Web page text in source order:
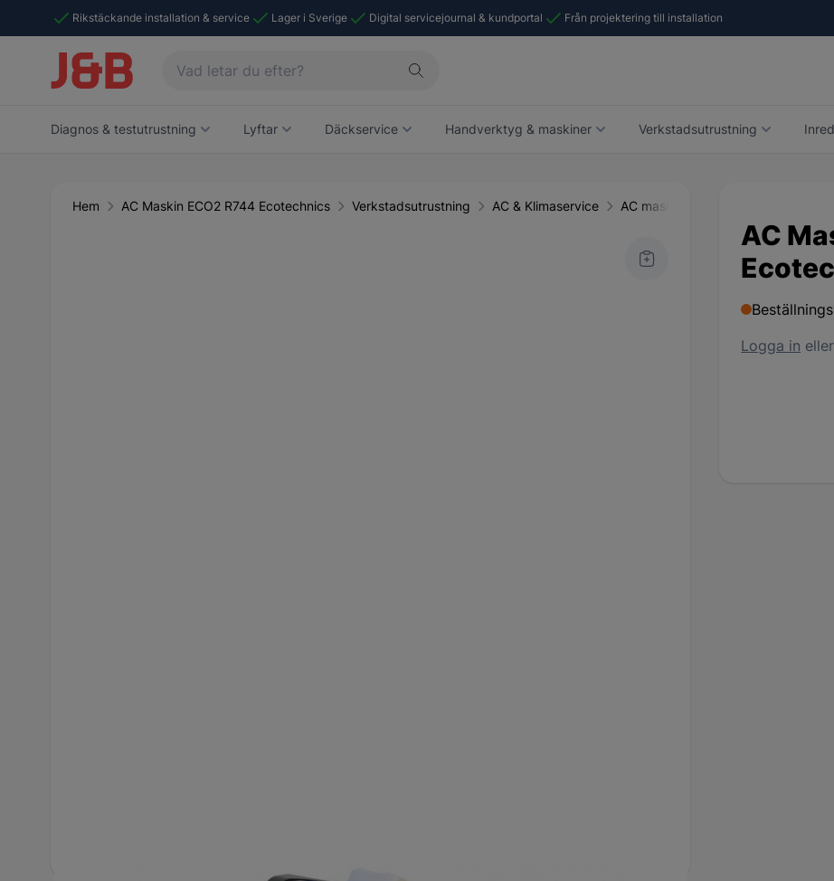
Rikstäckande installation & service Lager i Sverige Digital servicejournal & kundportal Från projektering till installation
Diagnos & testutrustning Lyftar Däckservice Handverktyg & maskiner Verkstadsutrustning
Hem AC Maskin ECO2 R744 Ecotechnics Verkstadsutrustning AC & Klimaservice AC maskiner
AC
Logga in eller